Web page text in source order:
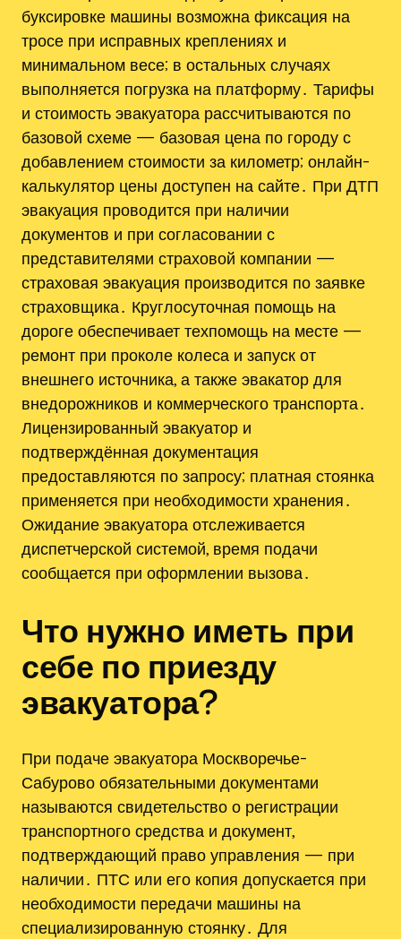
буксировке машины возможна фиксация на
тросе при исправных креплениях и
минимальном весе; в остальных случаях
выполняется погрузка на платформу․ Тарифы
и стоимость эвакуатора рассчитываются по
базовой схеме — базовая цена по городу с
добавлением стоимости за километр; онлайн-
калькулятор цены доступен на сайте․ При ДТП
эвакуация проводится при наличии
документов и при согласовании с
представителями страховой компании —
страховая эвакуация производится по заявке
страховщика․ Круглосуточная помощь на
дороге обеспечивает техпомощь на месте —
ремонт при проколе колеса и запуск от
внешнего источника, а также эвакатор для
внедорожников и коммерческого транспорта․
Лицензированный эвакуатор и
подтверждённая документация
предоставляются по запросу; платная стоянка
применяется при необходимости хранения․
Ожидание эвакуатора отслеживается
диспетчерской системой, время подачи
сообщается при оформлении вызова․
Что нужно иметь при
себе по приезду
эвакуатора?
При подаче эвакуатора Москворечье-
Сабурово обязательными документами
называются свидетельство о регистрации
транспортного средства и документ,
подтверждающий право управления — при
наличии․ ПТС или его копия допускается при
необходимости передачи машины на
специализированную стоянку․ Для